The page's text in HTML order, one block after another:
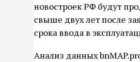
новостроек РФ будут
свыше двух лет после
срока ввода в
Анализ данных